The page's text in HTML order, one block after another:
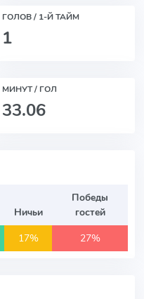
ГОЛОВ / 1-Й ТАЙМ
1
МИНУТ / ГОЛ
33.06
Ничьи
Победы
гостей
17% 27%